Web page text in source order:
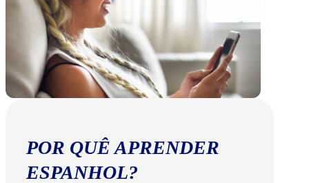
POR QUÊ APRENDER
ESPANHOL?